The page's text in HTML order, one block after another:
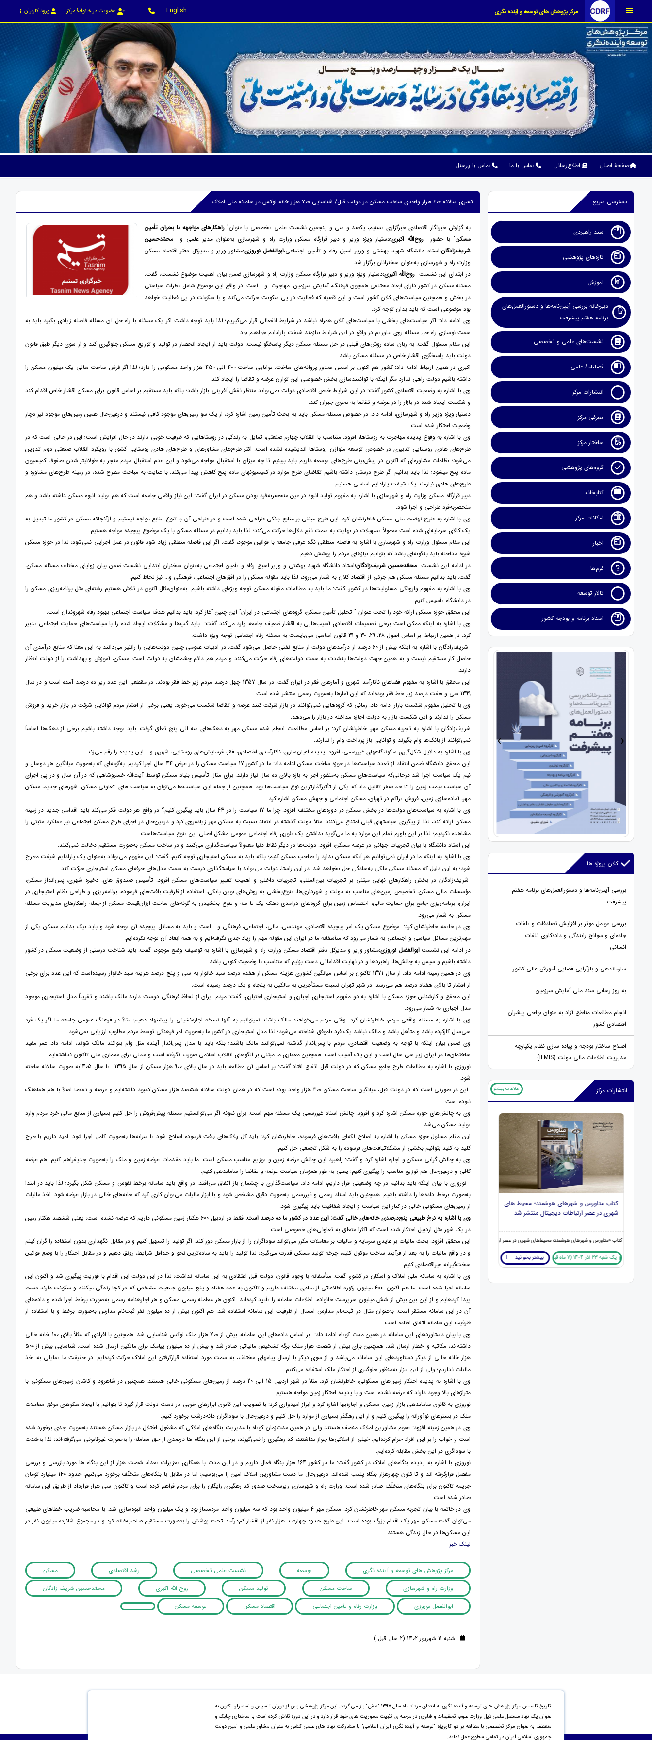
مرکز پژوهش های توسعه و آینده نگری English عضویت در خانوادۀ مرکز ورود کاربران
صفحۀ اصلی اطلاع‌رسانی تماس با ما تماس با پرسنل
دسترسی سریع
سند راهبردی
تازه‌های پژوهشی
آموزش
دبیرخانه بررسی آیین‌نامه‌ها و دستورالعمل‌های
برنامه هفتم پیشرفت
نشست‌های علمی و تخصصی
فصلنامۀ علمی
انتشارات مرکز
معرفی مرکز
ساختار مرکز
گروه‌های پژوهشی
کتابخانه
امکانات مرکز
اخبار
فرم‌ها
تالار توسعه
اسناد برنامه و بودجه کشور
› ‹
کلان پروژه ها
بررسی آیین‌نامه‌ها و دستورالعمل‌های برنامه هفتم
پیشرفت
بررسی عوامل موثر بر افزایش تصادفات و تلفات
جاده‌ای و سوانح رانندگی و داده‌کاوی تلفات
انسانی
سازماندهی و بازآرایی فضایی آموزش عالی کشور
به روز رسانی سند ملی آمایش سرزمین
انجام مطالعات مناطق آزاد به عنوان نواحی پیشران
اقتصادی کشور
اصلاح ساختار بودجه و پیاده سازی نظام یکپارچه
مدیریت اطلاعات مالی دولت (IFMIS)
انتشارات مرکز اطلاعات بیشتر
آینده ‏نگری، کتاب «نظم بدون طراحی، چگونه بازارها شهرها را شکل می‏ دهند» اثر آلن برتو، اقتصاددان و برنامه‌ریز شهری و از کارشناسان باسابقه بانک جهانی، و با ترجمه دکتر ابوالحسن
کتاب متاورس و شهرهای هوشمند؛ محیط های
شهری در عصر ارتباطات دیجیتال منتشر شد
کتاب «متاورس و شهرهای هوشمند؛ محیط‌های شهری در عصر ارتباطات دیجیتال»، ترجمۀ فرزانه ساسان‏پور و همکاران توسط انتشارات مرکز پژوهش‏های توسعه و آینده‏نگری منتشر شد.
یک شنبه 23 آذر 1404 (7 ماه قبل ) بیشتر بخوانید ... !
کتاب الزامات سیاست‏گذاری در مواجهه با هوش
مصنوعی منتشر شد
کتاب «الزامات سیاست‏گذاری در مواجهه با هوش مصنوعی»، به نویسندگی علیرضا شاهپری، توسط انتشارات مرکز پژوهش‏های توسعه و آینده‏نگری منتشر شد.
شنبه 01 آذر 1404 (8 ماه قبل ) بیشتر بخوانید ... !
کسری سالانه ۶۰۰ هزار واحدی ساخت مسکن در دولت قبل/ شناسایی ۷۰۰ هزار خانه لوکس در سامانه ملی املاک
به گزارش خبرنگار اقتصادی خبرگزاری تسنیم، یکصد و سی و پنجمین نشست علمی تخصصی با عنوان" راهکارهای مواجهه با بحران تأمین
مسکن" با حضور روح‌الله اکبری؛دستیار ویژه وزیر و دبیر قرارگاه مسکن وزارت راه و شهرسازی به‌عنوان مدیر علمی و
محمّدحسین
شریف‌زادگان؛استاد دانشگاه شهید بهشتی و وزیر اسبق رفاه و تأمین اجتماعی،ابوالفضل نوروزی؛مشاور وزیر و مدیرکل دفتر اقتصاد مسکن
وزارت راه و شهرسازی به‌عنوان سخنرانان برگزار شد.
در ابتدای این نشست روح‌الله اکبری؛دستیار ویژه وزیر و دبیر قرارگاه مسکن وزارت راه و شهرسازی ضمن بیان اهمیت موضوع نشست، گفت:
مسئله مسکن در کشور دارای ابعاد مختلفی همچون فرهنگ، آمایش سرزمین، مهاجرت و... است. در واقع این موضوع شامل نظرات سیاستی
در بخش و همچنین سیاست‌های کلان کشور است و این قضیه که فعالیت در پی سکونت حرکت می‌کند و یا سکونت در پی فعالیت خواهد
بود موضوعی است که باید بدان توجه کرد.
وی ادامه داد: اگر سیاست‌های بخشی با سیاست‌های کلان همراه نباشد در شرایط انفعالی قرار می‌گیریم؛ لذا باید توجه داشت اگر یک مسئله با راه حل آن مسئله فاصله زیادی بگیرد باید به
سمت نوسازی راه حل مسئله روی بیاوریم در واقع در این شرایط نیازمند شیفت پارادایم خواهیم بود.
این مقام مسئول گفت: به زبان ساده روش‌های قبلی در حل مسئله مسکن دیگر پاسخگو نیست. دولت باید از ایجاد انحصار در تولید و توزیع مسکن جلوگیری کند و از سوی دیگر طبق قانون
دولت باید پاسخگوی اقشار خاص در مسئله مسکن باشد.
اکبری در همین ارتباط ادامه داد: کشور هم اکنون بر اساس صدور پروانه‌های ساخت، توانایی ساخت 400 الی 450 هزار واحد مسکونی را دارد؛ لذا اگر فرض ساخت سالی یک میلیون مسکن را
داشته باشیم دولت راهی ندارد مگر اینکه با توانمندسازی بخش خصوصی این توازن عرضه و تقاضا را ایجاد کند.
وی با اشاره به وضعیت اقتصادی کشور گفت: در این شرایط خاص اقتصادی دولت نمی‌تواند منتظر نقش آفرینی بازار باشد؛ بلکه باید مستقیم بر اساس قانون برای مسکن اقشار خاص اقدام کند
و شکست ایجاد شده در بازار را در عرضه و تقاضا به نحوی جبران کند.
دستیار ویژه وزیر راه و شهرسازی، ادامه داد: در خصوص مسئله مسکن باید به بحث تأمین زمین اشاره کرد، از یک سو زمین‌های موجود کافی نیستند و درعین‌حال همین زمین‌های موجود نیز دچار
وضعیت احتکار شده است.
وی با اشاره به وقوع پدیده مهاجرت به روستاها، افزود: متناسب با انقلاب چهارم صنعتی، تمایل به زندگی در روستاهایی که ظرفیت خوبی دارند در حال افزایش است؛ این در حالی است که در
طرح‌های هادی روستایی تدبیری در خصوص توسعه متوازن روستاها اندیشیده نشده است. اکثر طرح‌های مشاوره­ای و طرح‌های هادی روستایی کشور با رویکرد انقلاب صنعتی دوم تدوین
می‌شود؛ نظامات مشاوره‌ای که اکنون در پیش‌بینی طرح‌های توسعه داریم باید ببینیم تا چه میزان با استقبال مواجه می‌شود و این عدم استقبال مردم منجر به طولانی­تر شدن صفوف کمیسیون
ماده پنج می­شود؛ لذا باید بدانیم اگر طرح درستی داشته باشیم تقاضای طرح موارد در کمیسیون­های ماده پنج کاهش پیدا می‌کند. با عنایت به مباحث مطرح شده، در زمینه طرح‌های مشاوره و
طرح‌های هادی نیازمند یک شیفت پارادایم اساسی هستیم.
دبیر قرارگاه مسکن وزارت راه و شهرسازی با اشاره به مفهوم تولید انبوه در عین منحصربه‌فرد بودن مسکن در ایران گفت: این نیاز واقعی جامعه است که هم تولید انبوه مسکن داشته باشد و هم
منحصربه‌فرد طراحی و اجرا شود.
وی با اشاره به طرح نهضت ملی مسکن خاطرنشان کرد: این طرح مبتنی بر منابع بانکی طراحی شده است و در طراحی آن با تنوع منابع مواجه نیستیم و ازآنجاکه مسکن در کشور ما تبدیل به
یک کالای سرمایه‌ای شده است معمولاً تسهیلات در نهایت به سمت نفع دلال‌ها حرکت می‌کند؛ لذا باید بدانیم در مسئله مسکن با یک موضوع پیچیده مواجه هستیم.
این مقام مسئول وزارت راه و شهرسازی با اشاره به فاصله منطقی نگاه عرفی جامعه با قوانین موجود، گفت: اگر این فاصله منطقی زیاد شود قانون در عمل اجرایی نمی‌شود؛ لذا در حوزه مسکن
شیوه مداخله باید به‌گونه‌ای باشد که بتوانیم نیازهای مردم را پوشش دهیم.
در ادامه این نشست محمّدحسین شریف‌زادگان؛استاد دانشگاه شهید بهشتی و وزیر اسبق رفاه و تأمین اجتماعی به‌عنوان سخنران ابتدایی نشست ضمن بیان زوایای مختلف مسئله مسکن،
گفت: باید بدانیم مسئله مسکن هم جزئی از اقتصاد کلان به شمار می‌رود، لذا باید مقوله مسکن را در افق‌های اجتماعی، فرهنگی و... نیز لحاظ کنیم.
وی با اشاره به مفهوم وارونگی مسئولیت‌ها در کشور، گفت: ما باید به مطالعات مقوله مسکن توجه ویژه‌ای داشته باشیم. به‌عنوان‌مثال اکنون در تلاش هستیم رشته‌ای مثل برنامه‌ریزی مسکن را
در دانشگاه تأسیس کنیم.
این محقق حوزه مسکن ارائه خود را تحت عنوان " تحلیل تأمین مسکن، گروه‌های اجتماعی در ایران" این چنین آغاز کرد: باید بدانیم هدف سیاست اجتماعی بهبود رفاه شهروندان است.
وی با اشاره به اینکه ممکن است برخی تصمیمات اقتصادی آسیب‌هایی به اقشار ضعیف جامعه وارد می‌کند گفت: باید گپ‌ها و مشکلات ایجاد شده را با سیاست‌های حمایت اجتماعی تدبیر
کرد. در همین ارتباط، بر اساس اصول 28، 29، 30 و 31 قانون اساسی می‌بایست به مسئله رفاه اجتماعی توجه ویژه داشت.
شریف‌زادگان با اشاره به اینکه بیش از 60 درصد از درآمدهای دولت از منابع نفتی حاصل می‌شود گفت: در ادبیات عمومی چنین دولت‌هایی را رانتیر می‌دانند به این معنا که منابع درآمدی آن
حاصل کار مستقیم نیست و به همین جهت دولت‌ها به‌شدت به سمت دولت‌های رفاه حرکت می‌کنند و مردم هم دائم چشمشان به دولت است. مسکن، آموزش و بهداشت را از دولت انتظار
دارند.
این محقق با اشاره به مفهوم فضاهای ناکارآمد شهری و آمارهای فقر در ایران گفت: در سال 1357 چهل درصد مردم زیر خط فقر بودند. در مقطعی این عدد زیر ده درصد آمده است و در سال
1399 سی و هفت درصد زیر خط فقر بوده‌اند که این آمارها به‌صورت رسمی منتشر شده است.
وی با تحلیل مفهوم شکست بازار ادامه داد: زمانی که گروه‌هایی نمی‌توانند در بازار شرکت کنند عرضه و تقاضا شکست می‌خورد. یعنی برخی از اقشار مردم توانایی شرکت در بازار خرید و فروش
مسکن را ندارند و این شکست بازار به دولت اجازه مداخله در بازار را می‌دهد.
شریف‌زادگان با اشاره به تجربه مسکن مهر، خاطرنشان کرد: بر اساس مطالعات انجام شده مسکن مهر به دهک‌های سه الی پنج تعلق گرفت. باید توجه داشته باشیم برخی از دهک‌ها اساساً
نمی‌توانند از بانک‌ها وام بگیرند و توانایی باز پرداخت وام را ندارند.
وی با اشاره به دلایل شکل‌گیری سکونت­گاه­های غیررسمی، افزود: پدیده اعیان‌سازی، ناکارآمدی اقتصادی، فقر، فرسایش‌های روستایی، شهری و... این پدیده را رقم می‌زند.
این محقق دانشگاه ضمن انتقاد از تعدد سیاست‌ها در حوزه ساخت مسکن ادامه داد: ما در کشور 17 سیاست مسکن را در عرض 44 سال اجرا کردیم. به‌گونه‌ای که به‌صورت میانگین هر دوسال و
نیم یک سیاست اجرا شد درحالی‌که سیاست‌های مسکن به‌منظور اجرا به بازه بالای ده سال نیاز دارند. برای مثال تأسیس بنیاد مسکن توسط آیت‌الله خسروشاهی که در آن سال و در پی اجرای
آن سیاست قیمت زمین را تا حد صفر تقلیل داد که یکی از تأثیرگذارترین نوع سیاست‌ها بود. همچنین از جمله این سیاست‌ها می‌توان به سیاست های: تعاونی مسکن، شهرهای جدید، مسکن
مهر، آماده‌سازی زمین، فروش تراکم در تهران، مسکن اجتماعی و جهش مسکن اشاره کرد.
وی با اشاره به سیاست‌های دولت‌ها در بخش مسکن در دوره‌های مختلف افزود: چرا ما 17 سیاست را در 44 سال باید پیگیری کنیم؟ در واقع هر دولت‌ فکر می‌کند باید اقدامی جدید در زمینه
مسکن ارائه کند، لذا از پیگیری سیاست­های قبلی امتناع می‌کنند. مثلاً دولت گذشته در انتقاد نسبت به مسکن مهر زیاده‌روی کرد و درعین‌حال در اجرای طرح مسکن اجتماعی نیز عملکرد مثبتی را
مشاهده نکردیم؛ لذا بر این باورم تمام این موارد به ما می‌گوید نداشتن یک تئوری رفاه اجتماعی عمومی مشکل اصلی این تنوع سیاست‌هاست.
این استاد دانشگاه با بیان تجربیات جهانی در عرصه مسکن، افزود: دولت‌ها در دیگر نقاط دنیا معمولاً سیاست‌گذاری می‌کنند و در ساخت مسکن به‌صورت مستقیم دخالت نمی‌کنند.
وی با اشاره به اینکه ما در ایران نمی‌توانیم هر آنکه مسکن ندارد را صاحب مسکن کنیم؛ بلکه باید به مسکن استیجاری توجه کنیم، گفت: این مفهوم می‌تواند به‌عنوان یک پارادایم شیفت مطرح
شود؛ به این دلیل که مسئله مسکن ملکی به‌سادگی حل نخواهد شد. در این راستا، دولت می‌تواند با سیاست­گذاری درست به سمت مدل‌های حرفه‌ای مسکن استیجاری حرکت کند.
شریف‌زادگان در بخش راهکارهای نهایی مبتنی بر تجربیات بین‌المللی، تجربیات داخلی و اهمیت تغییر سیاست‌های مسکن افزود: تأسیس صندوق های: ذخیره شهری، پس‌انداز مسکن،
مؤسسات مالی مسکن، تخصیص زمین‌های مناسب به دولت و شهرداری‌ها، تنوع‌بخشی به روش‌های نوین بانکی، استفاده از ظرفیت بافت‌های فرسوده، برنامه‌ریزی و طراحی نظام استیجاری در
ایران، برنامه‌ریزی جامع برای حمایت مالی، اختصاص زمین برای گروه‌های درآمدی دهک یک تا سه و تنوع بخشیدن به گونه‌های ساخت ارزان‌قیمت مسکن از جمله راهکارهای مدیریت مسئله
مسکن به شمار می‌رود.
وی در خاتمه خاطرنشان کرد: موضوع مسکن یک امر پیچیده اقتصادی، مهندسی، مالی، اجتماعی، فرهنگی و... است و باید به مسائل پیچیده آن توجه شود و باید نیک بدانیم مسکن یکی از
مهم‌ترین مسائل سیاسی و اجتماعی به شمار می‌رود که متأسفانه ما در ایران این مقوله مهم را زیاد جدی نگرفته‌ایم و به همه ابعاد آن توجه نکرده‌ایم.
در ادامه این نشستابوالفضل نوروزی؛مشاور وزیر و مدیرکل دفتر اقتصاد مسکن وزارت راه و شهرسازی با اشاره به توصیف وضع موجود، گفت: باید شناخت درستی از وضعیت مسکن در کشور
داشته باشیم و سپس به چالش‌ها، راهبردها و در نهایت اقداماتی دست بزنیم که متناسب با وضعیت کنونی باشد.
وی در همین زمینه ادامه داد: از سال 1371 تاکنون بر اساس میانگین کشوری هزینه مسکن از هفده درصد سبد خانوار به سی و پنج درصد هزینه سبد خانوار رسیده‌است که این عدد برای برخی
از اقشار تا بالای هفتاد درصد هم می‌رسد. در شهر تهران نسبت مستأجرین به مالکین به پنجاه و یک درصد رسیده است.
این محقق و کارشناس حوزه مسکن با اشاره به دو مفهوم استیجاری اجباری و استیجاری اختیاری، گفت: مردم ایران از لحاظ فرهنگی دوست دارند مالک باشند و تقریباً مدل استیجاری موجود
مدل اجباری به شمار می‌رود.
وی با اشاره به مسئله واقعی مردم، خاطرنشان کرد: وقتی مردم می‌خواهند مالک باشند نمی­توانیم به آنها نسخه اجاره‌نشینی را پیشنهاد دهیم؛ مثلاً در فرهنگ عمومی جامعه ما اگر یک فرد
سی‌سال کارکرده باشد و متأهل باشد و مالک نباشد یک فرد ناموفق شناخته می‌شود؛ لذا مدل استیجاری در کشور ما به‌صورت امر فرهنگی توسط مردم مطلوب ارزیابی نمی‌شود.
وی ضمن بیان اینکه با توجه به وضعیت اقتصادی، مردم با پس‌انداز گذشته نمی‌توانند مالک باشند؛ بلکه باید با مدل پس‌انداز آینده مثل وام بتوانند مالک شوند، ادامه داد: عمر مفید
ساختمان‌ها در ایران زیر سی‌ سال است و این یک آسیب است. همچنین معماری ما مبتنی بر الگوهای انقلاب اسلامی صورت نگرفته است و مدلی برای معماری ملی تاکنون نداشته‌ایم.
نوروزی با اشاره به مطالعات طرح جامع مسکن که در دولت قبل اتفاق افتاد گفت: بر اساس آن مطالعه باید در سال بالای 900 هزار مسکن از سال 1395 تا سال 1405به صورت سالانه ساخته
شود.
این در صورتی است که در دولت قبل، میانگین ساخت مسکن 400 هزار واحد بوده است که در همان دولت سالانه ششصد هزار مسکن کمبود داشته‌ایم و عرضه و تقاضا اصلاً با هم هماهنگ
نبوده است.
وی به چالش‌های حوزه مسکن اشاره کرد و افزود: چالش اسناد غیررسمی یک مسئله مهم است. برای نمونه اگر می‌توانستیم مسئله پیش‌فروش را حل کنیم بسیاری از منابع مالی خرد مردم وارد
تولید مسکن می‌شد.
این مقام مسئول حوزه مسکن با اشاره به اصلاح لکه‌ای بافت‌های فرسوده، خاطرنشان کرد: باید کل پلاک‌های بافت فرسوده اصلاح شود تا سرانه‌ها به‌صورت کامل اجرا شود. امید داریم با طرح
کلید به کلید بتوانیم بخشی از مشکلاتبافت‌های فرسوده را به شکل تجمعی حل کنیم.
وی به چالش گرانی مسکن و اجاره اشاره کرد و گفت: راهبرد این چالش عرضه زمین و توزیع مناسب مسکن است. ما باید مقدمات عرضه زمین و ملک را به‌صورت جدیفراهم کنیم. هم عرضه
کافی و درعین‌حال هم توزیع مناسب را پیگیری کنیم؛ یعنی به طور همزمان سیاست عرضه و تقاضا را ساماندهی کنیم.
نوروزی با بیان اینکه باید بدانیم در چه وضعیتی قرار داریم، ادامه داد: سیاست‌گذاری با چشمان باز اتفاق می‌افتد. در واقع باید سامانه برخط نفوس و مسکن شکل بگیرد؛ لذا باید در ابتدا
به‌صورت برخط داده‌ها را داشته باشیم. همچنین باید اسناد رسمی و غیررسمی به‌صورت دقیق مشخص شود و با ابزار مالیات می‌توان کاری کرد که خانه‌های خالی در بازار عرضه شود. اخذ مالیات
از زمین‌های مسکونی خالی در کنار این سیاست و ایجاد شفافیت باید پیگیری شود.
وی با اشاره به نرخ طبیعی پنج‌درصدی خانه‌های خالی گفت: این عدد در کشور ما ده درصد است.
فقط در اردبیل 600 هکتار زمین مسکونی داریم که عرضه نشده است؛ یعنی ششصد هکتار زمین
در یک شهر مثل اردبیل احتکار شده است که اکثرا متعلق به تعاونی‌های خصوصی است.
این محقق افزود: بحث مالیات بر عایدی سرمایه و مالیات بر معاملات مکرر می‌تواند سوداگران را از بازار مسکن دور کند. اگر تولید را تسهیل کنیم و در مقابل نگهداری بدون استفاده را گران کینم
و در واقع مالیات را به بعد از فرآیند ساخت موکول کنیم، چرخه تولید مسکن قدرت می‌گیرد؛ لذا تولید را باید به ساده‌ترین نحو و حداقل شرایط، رونق دهیم و در مقابل احتکار را با وضع قوانین
سخت‌گیرانه غیراقتصادی کنیم.
وی با اشاره به سامانه ملی املاک و اسکان در کشور، گفت: متأسفانه با وجود قانون، دولت قبل اعتقادی به این سامانه نداشت؛ لذا در این دولت این اقدام با فوریت پیگیری شد و اکنون این
سامانه احیا شده است. ما هم اکنون 400 میلیون رکورد اطلاعاتی از مبادی مختلف داریم و تاکنون به عدد هفتاد و پنج میلیون جمعیت مشخص که در کجا زندگی می­کنند و سکونت دارند دست
پیدا کرده­ایم و از این‌ بین بیش از شش میلیون سرپرست خانواده، اطلاعات سامانه را تأیید کرده‌اند. اکنون هر معامله رسمی مسکن و هر اجاره­نامه رسمی به‌صورت برخط اجرا شده و داده‌های
آن در این سامانه مستقر است. به‌عنوان‌ مثال در ثبت‌نام مدارس امسال از ظرفیت این سامانه استفاده شد. هم اکنون بیش از ده میلیون نفر ثبت‌نام مدارس به‌صورت برخط و با استفاده از
ظرفیت این سامانه اتفاق افتاده است.
وی با بیان دستاوردهای این سامانه در همین مدت کوتاه ادامه داد: بر اساس داده‌های این سامانه، بیش از 700 هزار ملک لوکس شناسایی شد. همچنین با افرادی که مثلاً بالای 100 خانه خالی
داشته‌اند، مکاتبه و اخطار ارسال شد. همچنین برای بیش از شصت هزار ملک برگه تشخیص مالیاتی صادر شد و بیش از ده میلیون پیامک برای مالکین ارسال شده است. شناسایی بیش از 500
هزار خانه خالی از دیگر دستاوردهای این سامانه می‌باشد و از سوی دیگر با ارسال پیامهای مختلف، به سمت مورد استفاده قرارگرفتن این املاک حرکت کرده‌ایم. در حقیقت ما تمایلی به اخذ
مالیات نداریم؛ ولی از این ابزار به‌منظور جلوگیری از احتکار ملک استفاده می‌کنیم.
وی با اشاره به پدیده احتکار زمین‌های مسکونی، خاطرنشان کرد: مثلاً در شهر اردبیل 15 الی 20 درصد از زمین‌های مسکونی خالی هستند. همچنین در شاهرود و کاشان زمین‌های مسکونی با
متراژهای بالا وجود دارند که عرضه نشده است و با پدیده احتکار زمین مواجه هستیم.
نوروزی به قانون ساماندهی بازار زمین، مسکن و اجاره‌بها اشاره کرد و ابراز امیدواری کرد: با تصویب این قانون ابزارهای خوبی در دست دولت قرار گیرد تا بتوانیم با ایجاد سکوهای موفق معاملات
ملک در بسترهای نوآورانه را پیگیری کنیم و از این رهگذر بسیاری از موارد را حل کنیم و درعین‌حال با سوداگران دانه‌درشت برخورد کنیم.
وی در همین زمینه افزود: عموم مشاورین املاک منصف هستند ولی در همین مدت‌زمان کوتاه با مدیریت بنگاه‌های املاکی که مشغول اختلال در بازار مسکن هستند به‌صورت جدی برخورد شده
است و خواب را بر این افراد حرام کرده‌ایم. خیلی از املاکی‌ها جواز نداشتند، کد رهگیری را نمی‌گیرند، برخی از این بنگاه ها درصدی از حق معامله را به‌صورت غیرقانونی می‌گرفته‌اند؛ لذا به‌شدت
با سوداگری در این بخش مقابله کرده‌ایم.
نوروزی با اشاره به پدیده بنگاه‌های املاک در کشور گفت: ما در کشور 164 هزار بنگاه فعال داریم و در این مدت با همکاری تعزیرات تعداد شصت هزار از این بنگاه ها مورد بازرسی و بررسی
مفصل قرارگرفته ­اند و تا کنون چهارهزار بنگاه پلمب شده‌اند. درعین‌حال ما دست مشاورین املاک امین را می‌بوسیم؛ اما در مقابل با بنگاه‌های متخلّف برخورد می‌کنیم. حدود 140 میلیارد تومان
جریمه تاکنون برای بنگاه‌های متخلّف صادر شده است. وزارت راه و شهرسازی زیرساخت صدور کد رهگیری رایگان را برای مردم فراهم کرده است و تاکنون سی هزار قرارداد از طریق این سامانه
صادر شده است.
وی در خاتمه با بیان تجربه مسکن مهر خاطرنشان کرد: مسکن مهر 4 میلیون واحد بود که سه میلیون واحد مردم­ساز بود و یک میلیون واحد انبوه‌سازی شد. با محاسبه ضریب خطاهای طبیعی
می‌توان گفت مسکن مهر یک اقدام بزرگ بوده است. این طرح حدود چهارصد هزار نفر از اقشار کم‌درآمد تحت پوشش را به‌صورت مستقیم صاحب‌خانه کرد و در مجموع شانزده میلیون نفر در
این مسکن‌ها در حال زندگی هستند.
لینک خبر
مرکز پژوهش های توسعه و آینده نگری توسعه نشست علمی تخصصی رشد اقتصادی
مسکن
وزارت راه و شهرسازی
ساخت مسکن تولید مسکن روح الله اکبری
محمّدحسین شریف ­زادگان
ابوالفضل نوروزی
وزارت رفاه و تأمین اجتماعی اقتصاد مسکن توسعه مسکن
شنبه 11 شهریور 1402 (2 سال قبل )
تاریخ تاسیس مرکز پژوهش های توسعه و آینده نگری به ابتدای مرداد ماه سال 1397 "ه ش" باز می گردد. این مرکز پژوهشی پس از دوران تاسیس و استقرار، اکنون به
عنوان یک نهاد مستقل علمی ذیل وزارت علوم، تحقیقات و فناوری در مرحله ی تثبیت ماموریت های خود قرار دارد و در این دوره تلاش کرده است با ساختاری چابک و
منعطف به عنوان مرکز تخصصی با مطالعه بر دو کارویژه "توسعه و آینده نگری ایران اسلامی" با مشارکت نهاد های علمی کشور به عنوان مشاور علمی و امین دولت
جمهوری اسلامی ایران در تمامی سطوح عمل نماید.